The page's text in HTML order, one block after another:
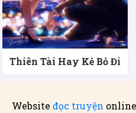
Thiên Tài Hay Kẻ Bỏ Đi
Website đọc truyện